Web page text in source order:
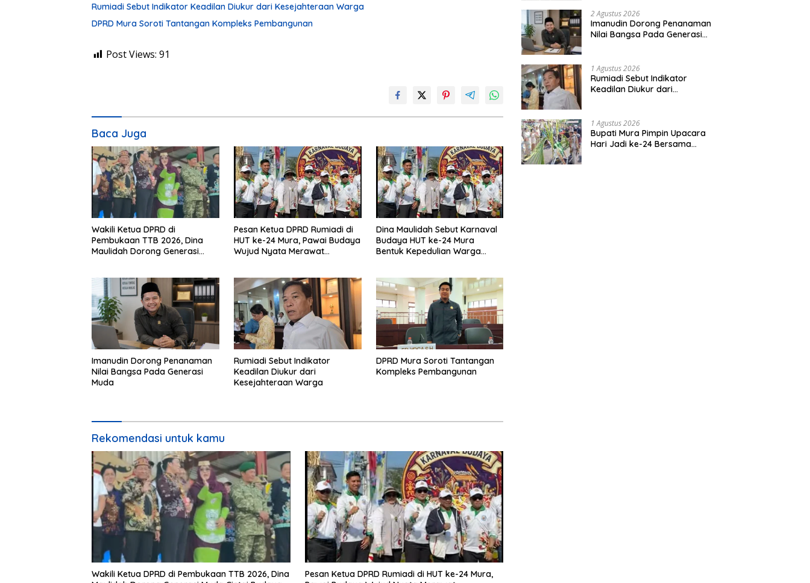
Rumiadi Sebut Indikator Keadilan Diukur dari Kesejahteraan Warga
DPRD Mura Soroti Tantangan Kompleks Pembangunan
Post Views: 91
Baca Juga
Wakili Ketua DPRD di
Pembukaan TTB 2026, Dina
Maulidah Dorong Generasi
Pesan Ketua DPRD Rumiadi di
HUT ke-24 Mura, Pawai Budaya
Wujud Nyata Merawat
Dina Maulidah Sebut Karnaval
Budaya HUT ke-24 Mura
Bentuk Kepedulian Warga
Imanudin Dorong Penanaman
Nilai Bangsa Pada Generasi
Muda
Rumiadi Sebut Indikator
Keadilan Diukur dari
Kesejahteraan Warga
DPRD Mura Soroti Tantangan
Kompleks Pembangunan
Rekomendasi untuk kamu
Wakili Ketua DPRD di Pembukaan TTB 2026, Dina
Pesan Ketua DPRD Rumiadi di HUT ke-24 Mura,
2 Agustus 2026
Imanudin Dorong Penanaman
Nilai Bangsa Pada Generasi
1 Agustus 2026
Rumiadi Sebut Indikator
Keadilan Diukur dari
1 Agustus 2026
Bupati Mura Pimpin Upacara
Hari Jadi ke-24 Bersama